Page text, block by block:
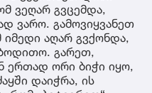
ვეღარ გვცემდა,
ვარო. გამოვიყვანეთ
აღარ გვქონდა,
გარეთ,
ერთად ორი ბიჭი იყო,
დაიჭრა, ის